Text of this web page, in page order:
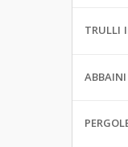
TRULLI